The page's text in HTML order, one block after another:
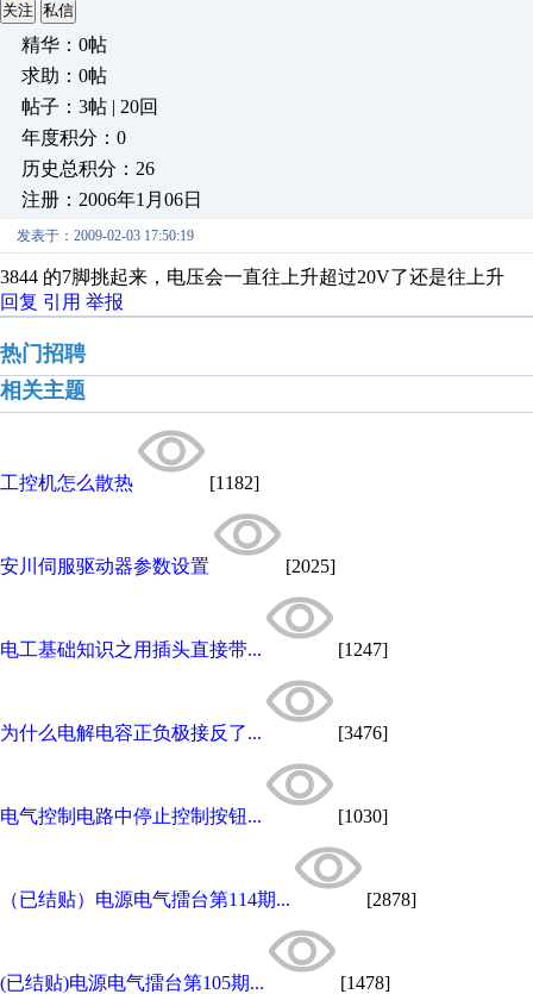
关注 私信
精华：0帖
求助：0帖
帖子：3帖 | 20回
年度积分：0
历史总积分：26
注册：2006年1月06日
发表于：2009-02-03 17:50:19
3844 的7脚挑起来，电压会一直往上升超过20V了还是往上升
回复 引用 举报
热门招聘
相关主题
工控机怎么散热 [1182]
安川伺服驱动器参数设置 [2025]
电工基础知识之用插头直接带... [1247]
为什么电解电容正负极接反了... [3476]
电气控制电路中停止控制按钮... [1030]
（已结贴）电源电气擂台第114期... [2878]
(已结贴)电源电气擂台第105期... [1478]